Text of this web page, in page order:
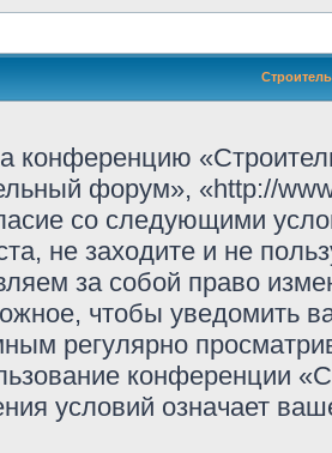
конференцию
форум», «http://
со следующими
не заходите и не
за собой право
чтобы уведомить
регулярно
конференции
условий означает